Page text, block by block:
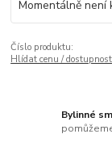
Momentálně není
Číslo produktu:
Hlídat cenu / dostupnost
Bylinné